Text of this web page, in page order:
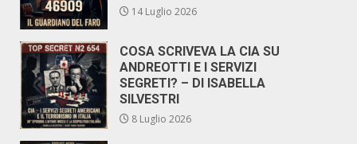
14 Luglio 2026
COSA SCRIVEVA LA CIA SU
ANDREOTTI E I SERVIZI
SEGRETI? – DI ISABELLA
SILVESTRI
8 Luglio 2026